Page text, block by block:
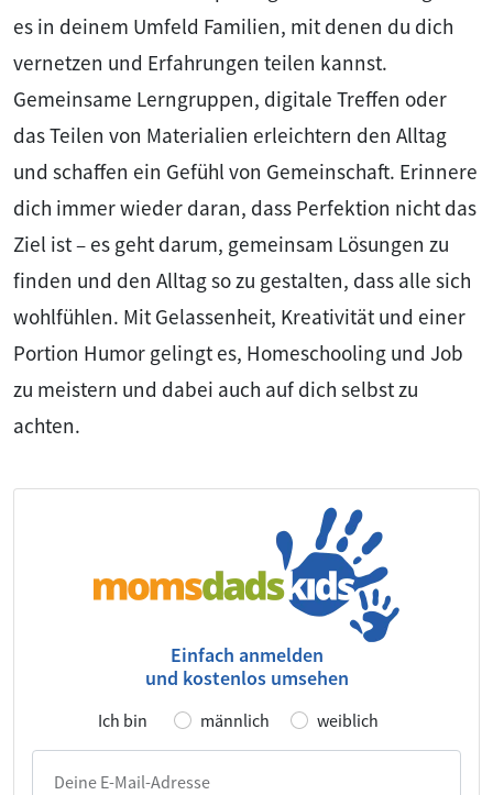
es in deinem Umfeld Familien, mit denen du dich
vernetzen und Erfahrungen teilen kannst.
Gemeinsame Lerngruppen, digitale Treffen oder
das Teilen von Materialien erleichtern den Alltag
und schaffen ein Gefühl von Gemeinschaft. Erinnere
dich immer wieder daran, dass Perfektion nicht das
Ziel ist – es geht darum, gemeinsam Lösungen zu
finden und den Alltag so zu gestalten, dass alle sich
wohlfühlen. Mit Gelassenheit, Kreativität und einer
Portion Humor gelingt es, Homeschooling und Job
zu meistern und dabei auch auf dich selbst zu
achten.
Einfach anmelden
und kostenlos umsehen
Ich bin männlich weiblich
Deine E-Mail-Adresse